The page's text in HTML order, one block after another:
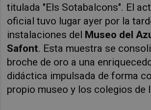
titulada "Els Sotabalcons". El
oficial tuvo lugar ayer por la
instalaciones del Museo del
Safont. Esta muestra se
broche de oro a una
didáctica impulsada de forma
propio museo y los colegios de